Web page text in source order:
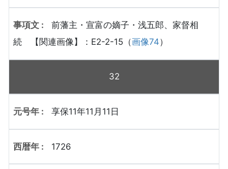
前藩主・宣富の嫡子・浅五郎、家督相
続 【関連画像】：E2-2-15（画像74）
32
享保11年11月11日
1726